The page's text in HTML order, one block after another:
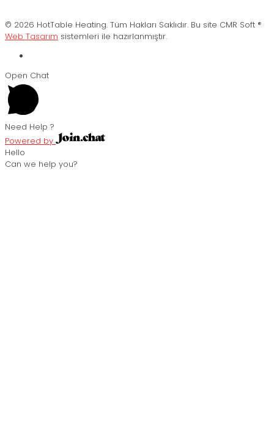
© 2026 HotTable Heating. Tüm Hakları Saklıdır. Bu site CMR Soft ®️
Web Tasarım sistemleri ile hazırlanmıştır.
Open Chat
Need Help ?
Powered by
Hello
Can we help you?